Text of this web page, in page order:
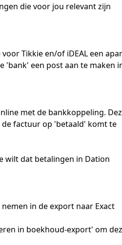
die voor jou relevant zijn
Tikkie en/of iDEAL een
'bank' een post aan te maken
met de bankkoppeling.
factuur op 'betaald' komt te
wilt dat betalingen in Dation
in de export naar Exact
in boekhoud-export' om